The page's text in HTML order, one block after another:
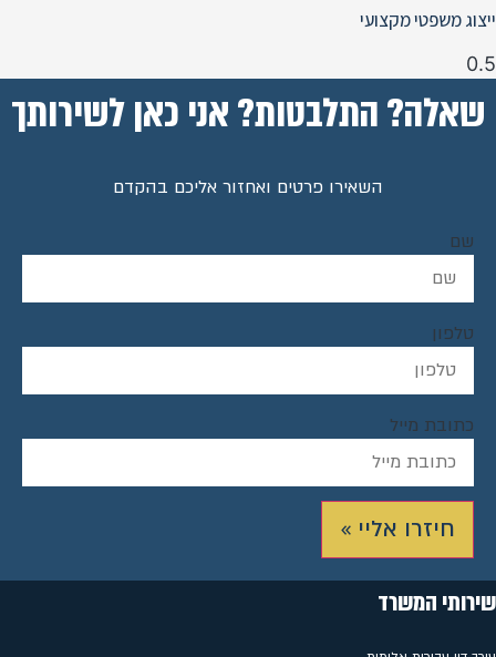
ייצוג משפטי מקצועי
שאלה? התלבטות? אני כאן לשירותך
השאירו פרטים ואחזור אליכם בהקדם
שם
טלפון
כתובת מייל
חיזרו אליי »
שירותי המשרד